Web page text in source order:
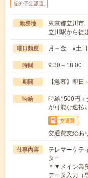
紹介予定派遣
勤務地
東京都立川市
立川駅から徒
曜日頻度 月～金 ※土
時間 9:30～18:00
期間 【急募】即
時給
時給1500円
が可能な速払
交通費
交通費支給あ
仕事内容
テレマーケテ
ター
＊▼メイン業
データ入力（